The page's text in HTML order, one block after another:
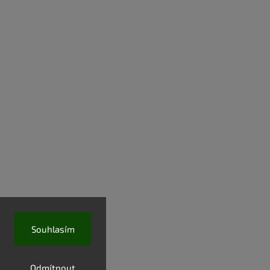
Odmítnout
Souhlasím